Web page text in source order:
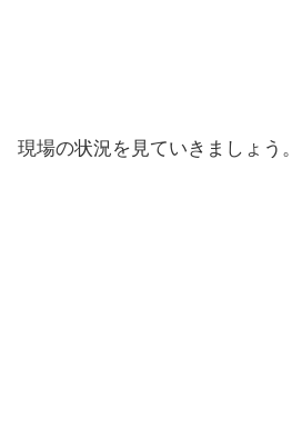
現場の状況を見ていきましょう。